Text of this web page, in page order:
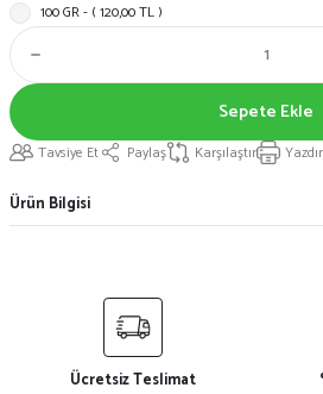
100 GR - ( 120,00 TL )
Sepete Ekle
Tavsiye Et Paylaş Karşılaştır Yazdır
Ürün Bilgisi
Ücretsiz Teslimat